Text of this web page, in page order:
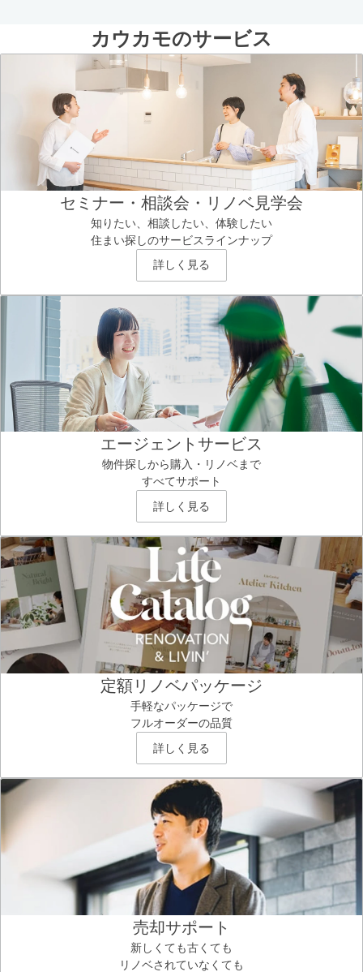
カウカモのサービス
セミナー・相談会・リノベ見学会
知りたい、相談したい、体験したい
住まい探しのサービスラインナップ
詳しく見る
エージェントサービス
物件探しから購入・リノベまで
すべてサポート
詳しく見る
定額リノベパッケージ
手軽なパッケージで
フルオーダーの品質
詳しく見る
売却サポート
新しくても古くても
リノベされていなくても